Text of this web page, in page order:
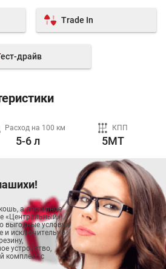
Trade In
драйв
Расход на 100 км
5-6 л
КПП
5MT
а доступное
«Центральный»!
выгодные условия
и исключительно
устройство,
комплекс с